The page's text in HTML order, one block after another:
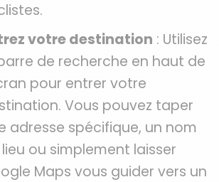
votre destination : Utilisez
de recherche en haut de
pour entrer votre
Vous pouvez taper
adresse spécifique, un nom
ou simplement laisser
Maps vous guider vers un